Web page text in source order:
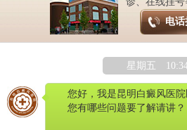
电话
星期五
您好，我是昆明白癜风医
您有哪些问题要了解请讲？